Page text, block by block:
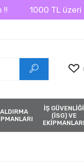
1000 TL üzeri
İŞ GÜVENLİĞİ
(İSG) VE
EKİPMANLARI